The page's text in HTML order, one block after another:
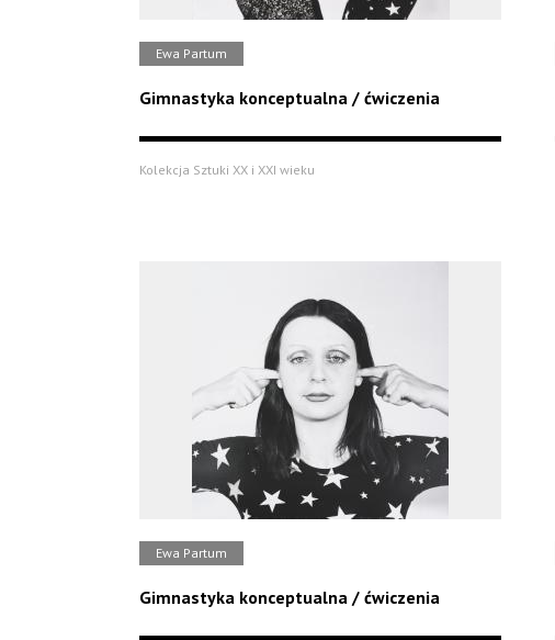
Ewa Partum
Gimnastyka konceptualna / ćwiczenia
Kolekcja Sztuki XX i XXI wieku
Ewa Partum
Gimnastyka konceptualna / ćwiczenia